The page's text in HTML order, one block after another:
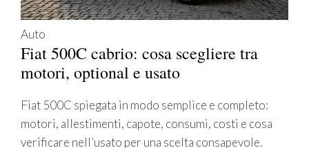
Auto
Fiat 500C cabrio: cosa scegliere tra
motori, optional e usato
Fiat 500C spiegata in modo semplice e completo:
motori, allestimenti, capote, consumi, costi e cosa
verificare nell’usato per una scelta consapevole.